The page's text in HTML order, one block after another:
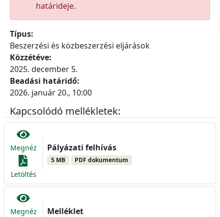
határideje.
Típus:
Beszerzési és közbeszerzési eljárások
Közzétéve:
2025. december 5.
Beadási határidő:
2026. január 20., 10:00
Kapcsolódó mellékletek:
Megnéz
Letöltés
Pályázati felhívás
5 MB PDF dokumentum
Megnéz Melléklet